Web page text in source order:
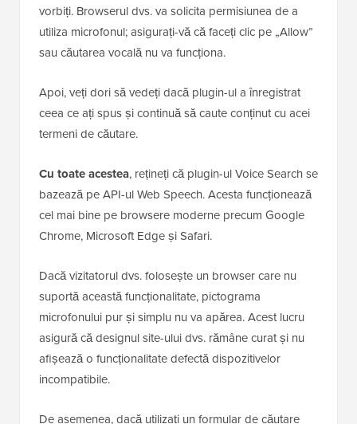
vorbiți. Browserul dvs. va solicita permisiunea de a
utiliza microfonul; asigurați-vă că faceți clic pe „Allow”
sau căutarea vocală nu va funcționa.
Apoi, veți dori să vedeți dacă plugin-ul a înregistrat
ceea ce ați spus și continuă să caute conținut cu acei
termeni de căutare.
Cu toate acestea, rețineți că plugin-ul Voice Search se
bazează pe API-ul Web Speech. Acesta funcționează
cel mai bine pe browsere moderne precum Google
Chrome, Microsoft Edge și Safari.
Dacă vizitatorul dvs. folosește un browser care nu
suportă această funcționalitate, pictograma
microfonului pur și simplu nu va apărea. Acest lucru
asigură că designul site-ului dvs. rămâne curat și nu
afișează o funcționalitate defectă dispozitivelor
incompatibile.
De asemenea, dacă utilizați un formular de căutare